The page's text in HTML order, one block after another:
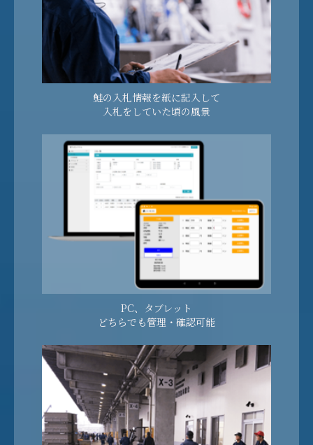
鮭の入札情報を紙に記入して
入札をしていた頃の風景
PC、タブレット
どちらでも管理・確認可能